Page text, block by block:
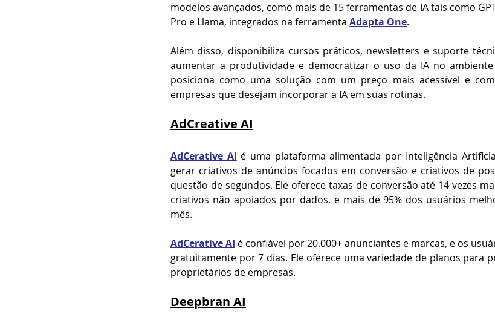
modelos avançados, como mais de 15 ferramentas de IA tais como
Pro e Llama, integrados na ferramenta Adapta One.
Além disso, disponibiliza cursos práticos, newsletters e suporte
aumentar a produtividade e democratizar o uso da IA no
posiciona como uma solução com um preço mais acessível e
empresas que desejam incorporar a IA em suas rotinas.
AdCreative AI
AdCerative AI é uma plataforma alimentada por Inteligência
gerar criativos de anúncios focados em conversão e criativos de
questão de segundos. Ele oferece taxas de conversão até 14 vezes
criativos não apoiados por dados, e mais de 95% dos usuários
mês.
AdCerative AI é confiável por 20.000+ anunciantes e marcas, e os
gratuitamente por 7 dias. Ele oferece uma variedade de planos para
proprietários de empresas.
Deepbran AI